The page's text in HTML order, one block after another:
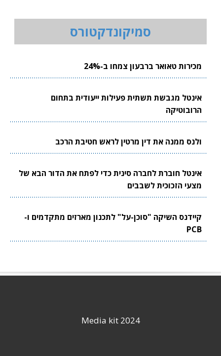
סמיקונדקטורס
מכירות טאואר ברבעון צמחו ב-24%
אינטל מגבשת תשתית פעילות ייעודית בתחום
הרובוטיקה
ולנס ממנה את דין מרטין לראש חטיבת הרכב
אינטל חוברת לחברה סינית כדי לפתח את הדור הבא של
מצעי הזכוכית לשבבים
קיידנס השיקה "סוכן-על" לתכנון מארזים מתקדמים ו-
PCB
Media kit 2024